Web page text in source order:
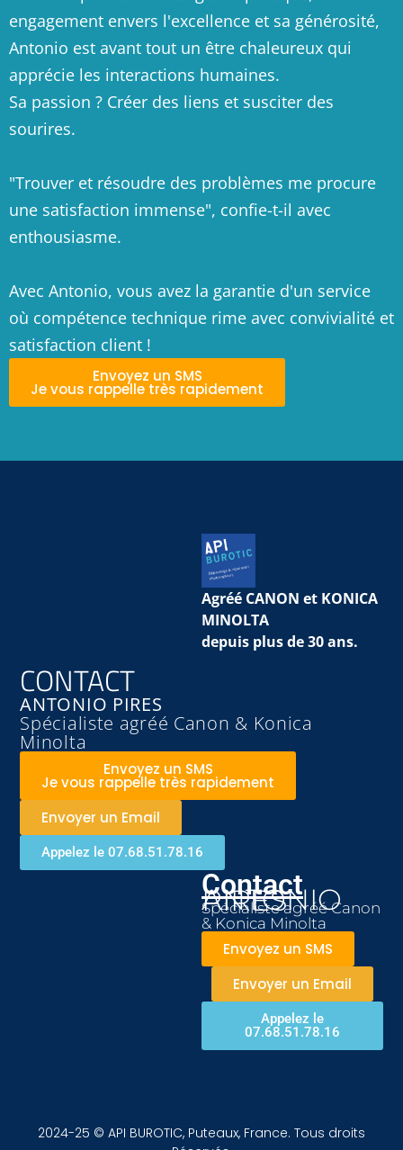
engagement envers l'excellence et sa générosité,
Antonio est avant tout un être chaleureux qui
apprécie les interactions humaines.
Sa passion ? Créer des liens et susciter des
sourires.
"Trouver et résoudre des problèmes me procure
une satisfaction immense", confie-t-il avec
enthousiasme.
Avec Antonio, vous avez la garantie d'un service
où compétence technique rime avec convivialité et
satisfaction client !
Envoyez un SMS
Je vous rappelle très rapidement
Agréé CANON et KONICA
MINOLTA
depuis plus de 30 ans.
CONTACT
ANTONIO PIRES
Spécialiste agréé Canon & Konica
Minolta
Envoyez un SMS
Je vous rappelle très rapidement
Envoyer un Email
Appelez le 07.68.51.78.16
Contact
ANTONIO PIRES
Spécialiste agréé Canon
& Konica Minolta
Envoyez un SMS
Envoyer un Email
Appelez le
07.68.51.78.16
2024-25 © API BUROTIC, Puteaux, France. Tous droits